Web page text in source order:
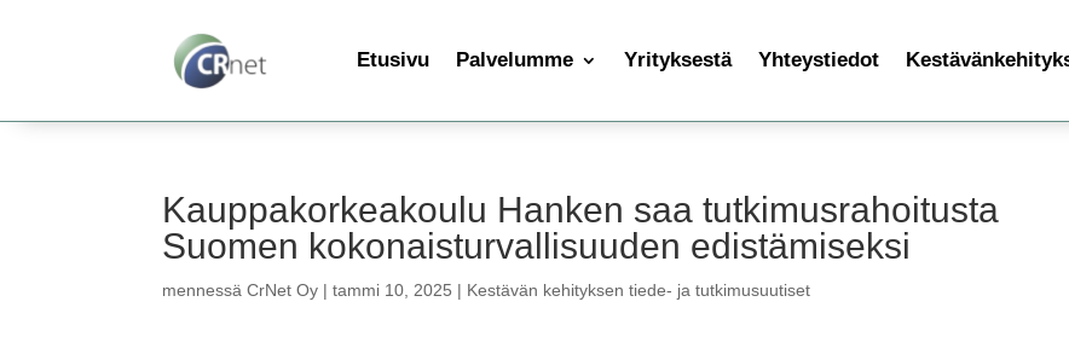
Etusivu Palvelumme Yrityksestä Yhteystiedot
Kauppakorkeakoulu Hanken saa tutkimusrahoitusta
Suomen kokonaisturvallisuuden edistämiseksi
mennessäCrNet Oy |tammi 10, 2025 | Kestävän kehityksen tiede- ja tutkimusuutiset